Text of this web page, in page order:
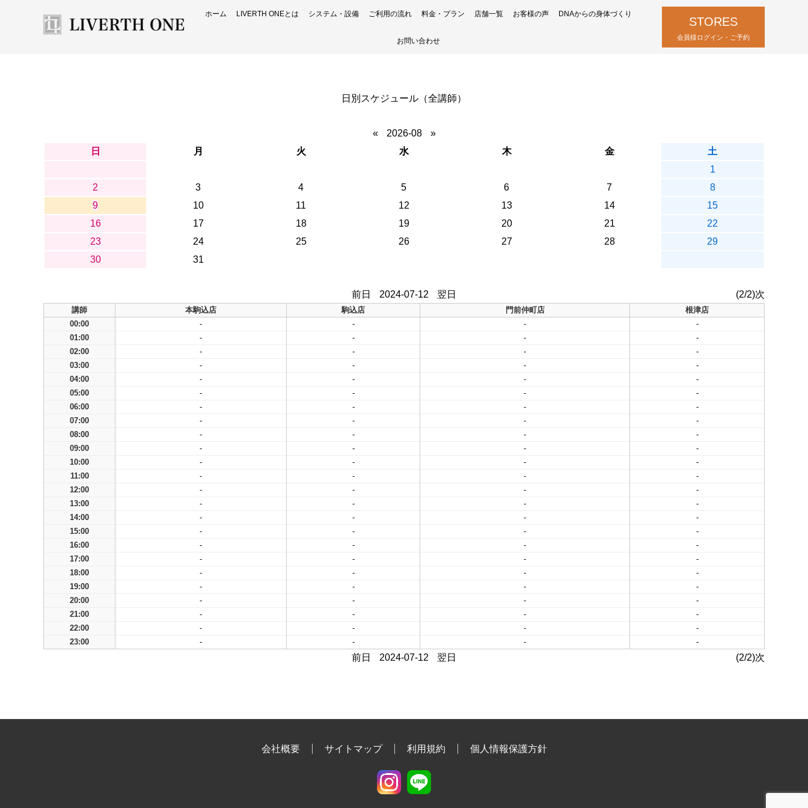
ホーム LIVERTH ONEとは システム・設備 ご利用の流れ 料金・プラン 店舗一覧 お客様の声 DNAからの身体づくり
お問い合わせ
STORES
会員様ログイン・ご予約
日別スケジュール（全講師）
« 2026-08
»
日
月 火 水 木 金
土
1
2
3 4 5 6 7
8
9
10 11 12 13 14
15
16
17 18 19 20 21
22
23
24 25 26 27 28
29
30
31
前日 2024-07-12 翌日 (2/2)次
講師 本駒込店 駒込店 門前仲町店
根津店
00:00
- - -
-
01:00
- - -
-
02:00
- - -
-
03:00
- - -
-
04:00
- - -
-
05:00
- - -
-
06:00
- - -
-
07:00
- - -
-
08:00
- - -
-
09:00
- - -
-
10:00
- - -
-
11:00
- - -
-
12:00
- - -
-
13:00
- - -
-
14:00
- - -
-
15:00
- - -
-
16:00
- - -
-
17:00
- - -
-
18:00
- - -
-
19:00
- - -
-
20:00
- - -
-
21:00
- - -
-
22:00
- - -
-
23:00
- - - -
前日 2024-07-12 翌日 (2/2)次
会社概要 サイトマップ 利用規約 個人情報保護方針